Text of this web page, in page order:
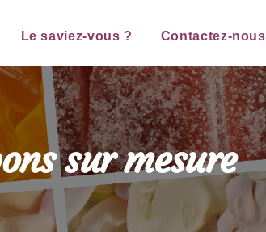
Le saviez-vous ? Contactez-nous
sur mesure